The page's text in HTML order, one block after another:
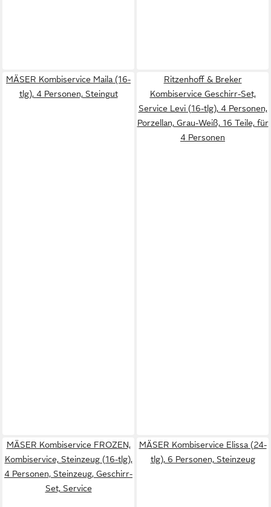
MÄSER Kombiservice Maila (16-
tlg), 4 Personen, Steingut
Ritzenhoff & Breker
Kombiservice Geschirr-Set,
Service Levi (16-tlg), 4 Personen,
Porzellan, Grau-Weiß, 16 Teile, für
4 Personen
MÄSER Kombiservice FROZEN,
Kombiservice, Steinzeug (16-tlg),
4 Personen, Steinzeug, Geschirr-
Set, Service
MÄSER Kombiservice Elissa (24-
tlg), 6 Personen, Steinzeug